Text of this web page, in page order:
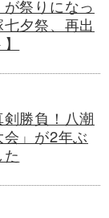
が祭りになっ
夕祭、再出
勝負！八潮
会」が2年ぶ